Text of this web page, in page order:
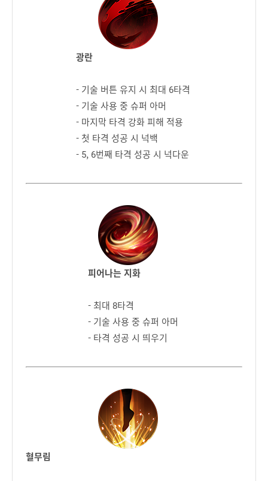
광란
- 기술 버튼 유지 시 최대 6타격
- 기술 사용 중 슈퍼 아머
- 마지막 타격 강화 피해 적용
- 첫 타격 성공 시 넉백
- 5, 6번째 타격 성공 시 넉다운
피어나는 지화
- 최대 8타격
- 기술 사용 중 슈퍼 아머
- 타격 성공 시 띄우기
혈무림